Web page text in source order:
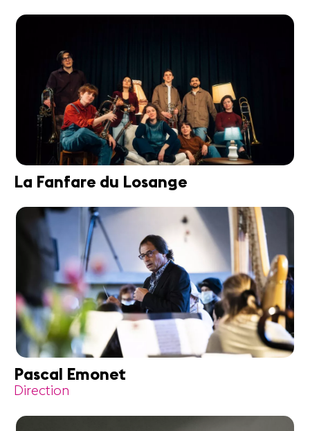
La Fanfare du Losange
Pascal Emonet
Direction